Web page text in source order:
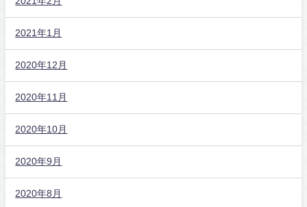
2021年1月
2020年12月
2020年11月
2020年10月
2020年9月
2020年8月